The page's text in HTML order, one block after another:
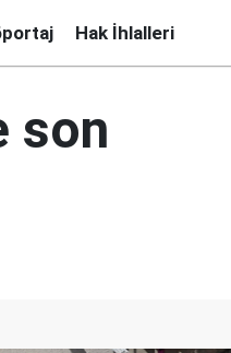
Hak İhlalleri
son